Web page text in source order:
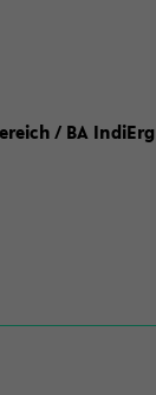
/ BA IndiErg